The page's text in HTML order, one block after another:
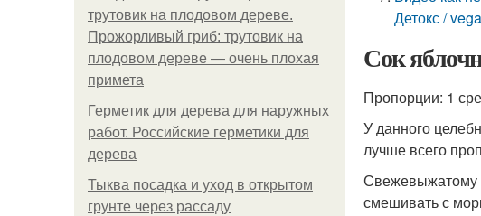
трутовик на плодовом дереве.
Прожорливый гриб: трутовик на
плодовом дереве — очень плохая
примета
Герметик для дерева для наружных
работ. Российские герметики для
дерева
Тыква посадка и уход в открытом
грунте через рассаду
Детокс /
Сок
Пропорции: 1
У данного
лучше всего
Свежевыжатому
смешивать с